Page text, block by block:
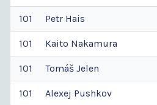
101 Petr Hais
101 Kaito Nakamura
101 Tomáš Jelen
101 Alexej Pushkov